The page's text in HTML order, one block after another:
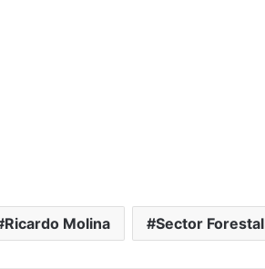
Ricardo Molina Sector Forestal